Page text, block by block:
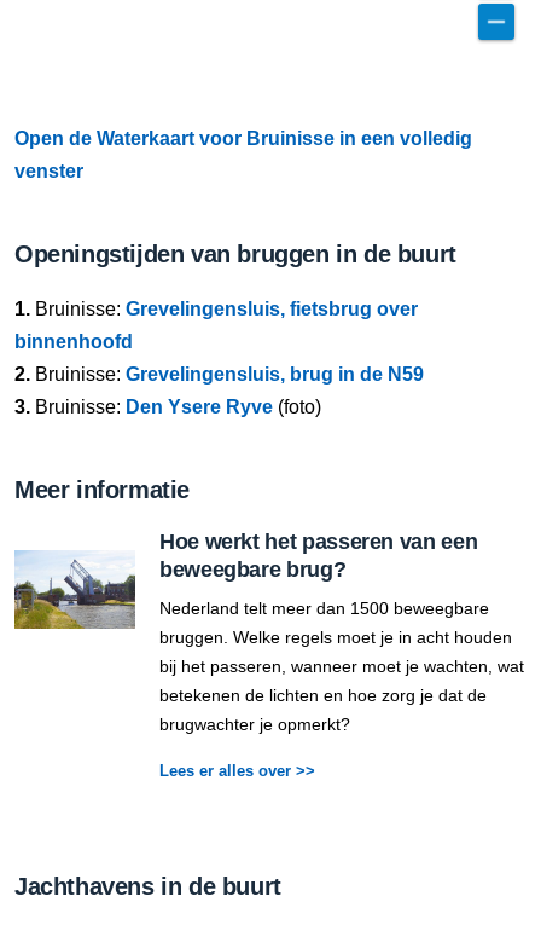
Open de Waterkaart voor Bruinisse in een volledig
venster
Openingstijden van bruggen in de buurt
1. Bruinisse: Grevelingensluis, fietsbrug over
binnenhoofd
2. Bruinisse: Grevelingensluis, brug in de N59
3. Bruinisse: Den Ysere Ryve (foto)
Meer informatie
Hoe werkt het passeren van een
beweegbare brug?
Nederland telt meer dan 1500 beweegbare
bruggen. Welke regels moet je in acht houden
bij het passeren, wanneer moet je wachten, wat
betekenen de lichten en hoe zorg je dat de
brugwachter je opmerkt?
Lees er alles over >>
Jachthavens in de buurt